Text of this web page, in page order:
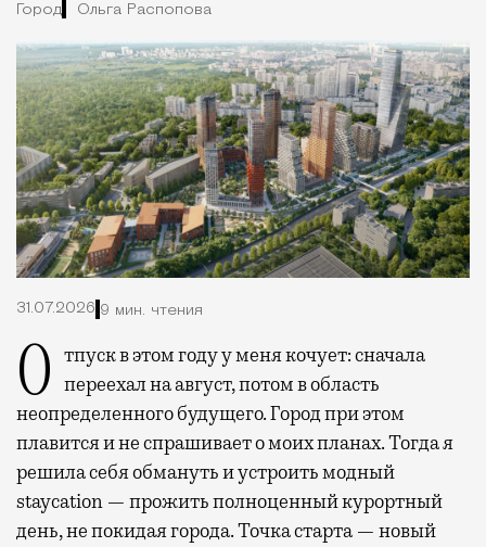
Город Ольга Распопова
31.07.2026 9 мин. чтения
Отпуск в этом году у меня кочует: сначала переехал на август, потом в область
неопределенного будущего. Город при этом
плавится и не спрашивает о моих планах. Тогда я
решила себя обмануть и устроить модный
staycation — прожить полноценный курортный
день, не покидая города. Точка старта — новый